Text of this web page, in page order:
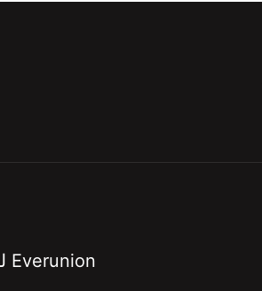
لجستیک هوشمند Everunion